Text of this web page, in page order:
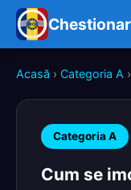
Acasă › Categoria A
Categoria A
Cum se